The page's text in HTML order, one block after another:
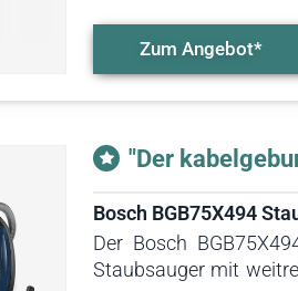
während im
Empfehlung für alle
Zum Angebot*
"Der
Bosch BGB75X494
Der Bosch
Staubsauger mit